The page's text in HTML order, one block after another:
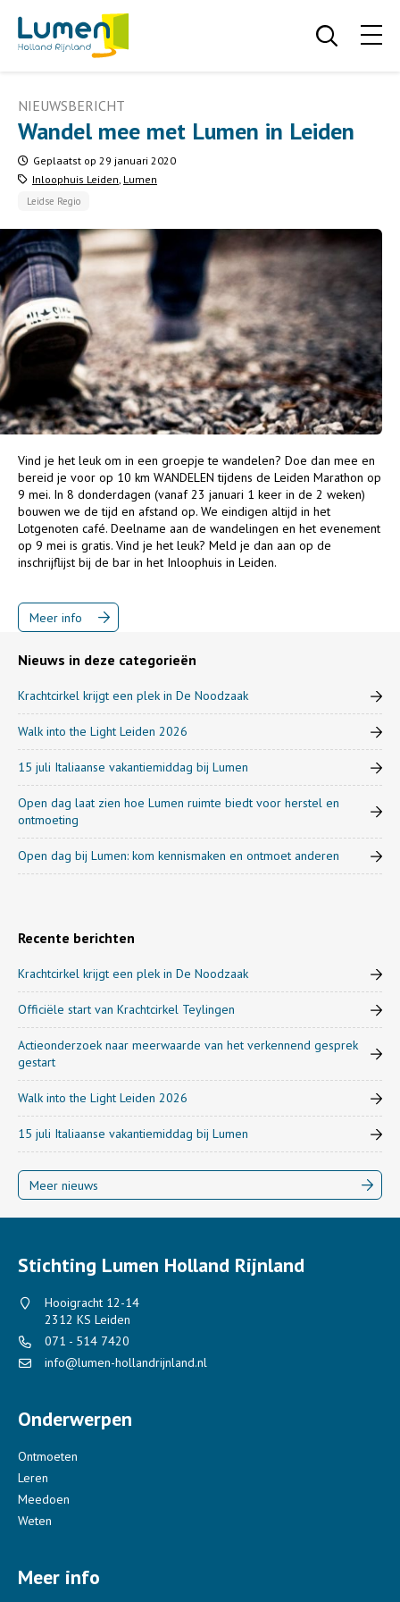
NIEUWSBERICHT
Wandel mee met Lumen in Leiden
Geplaatst op 29 januari 2020
Inloophuis Leiden, Lumen
Leidse Regio
Vind je het leuk om in een groepje te wandelen? Doe dan mee en
bereid je voor op 10 km WANDELEN tijdens de Leiden Marathon op
9 mei. In 8 donderdagen (vanaf 23 januari 1 keer in de 2 weken)
bouwen we de tijd en afstand op. We eindigen altijd in het
Lotgenoten café. Deelname aan de wandelingen en het evenement
op 9 mei is gratis. Vind je het leuk? Meld je dan aan op de
inschrijflijst bij de bar in het Inloophuis in Leiden.
Meer info
Nieuws in deze categorieën
Krachtcirkel krijgt een plek in De Noodzaak
Walk into the Light Leiden 2026
15 juli Italiaanse vakantiemiddag bij Lumen
Open dag laat zien hoe Lumen ruimte biedt voor herstel en
ontmoeting
Open dag bij Lumen: kom kennismaken en ontmoet anderen
Recente berichten
Krachtcirkel krijgt een plek in De Noodzaak
Officiële start van Krachtcirkel Teylingen
Actieonderzoek naar meerwaarde van het verkennend gesprek
gestart
Walk into the Light Leiden 2026
15 juli Italiaanse vakantiemiddag bij Lumen
Meer nieuws
Stichting Lumen Holland Rijnland
Hooigracht 12-14
2312 KS Leiden
071 - 514 7420
info@lumen-hollandrijnland.nl
Onderwerpen
Ontmoeten
Leren
Meedoen
Weten
Meer info